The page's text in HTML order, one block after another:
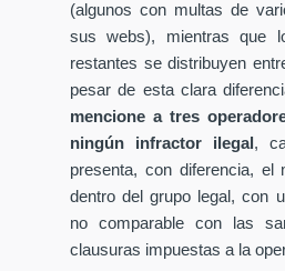
(algunos con multas de
sus webs), mientras que
restantes se distribuyen
pesar de esta clara
mencione a tres
ningún infractor ilegal ,
presenta, con diferencia, el
dentro del grupo legal, con
no comparable con las
clausuras impuestas a la